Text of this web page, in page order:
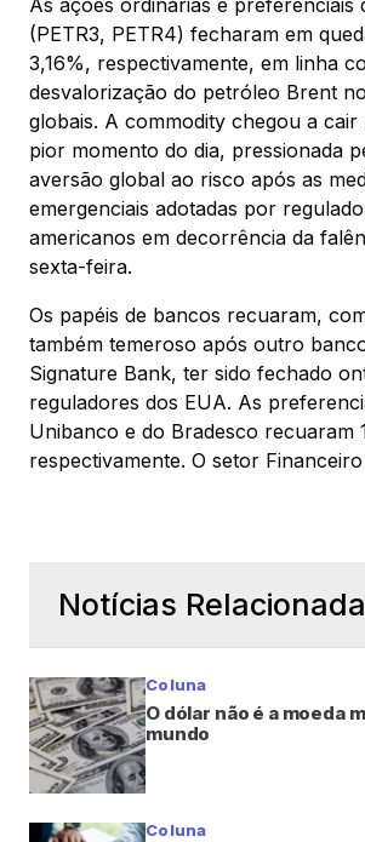
As ações ordinárias e preferenciais
(PETR3, PETR4) fecharam em
3,16%, respectivamente, em linha
desvalorização do petróleo Brent
globais. A commodity chegou a cair
pior momento do dia, pressionada
aversão global ao risco após as
emergenciais adotadas por
americanos em decorrência da
sexta-feira.
Os papéis de bancos recuaram,
também temeroso após outro
Signature Bank, ter sido fechado
reguladores dos EUA. As
Unibanco e do Bradesco recuaram
respectivamente. O setor
Notícias
Coluna
O dólar não é a moeda
mundo
Coluna